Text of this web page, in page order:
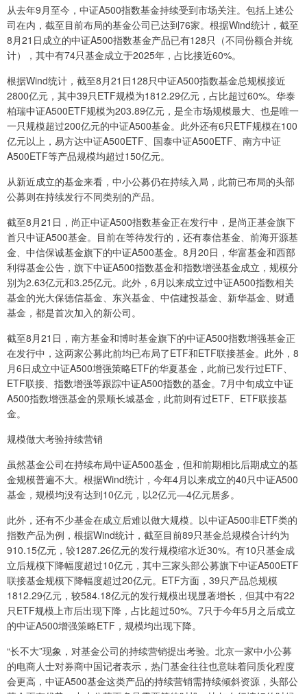
从去年9月至今，中证A500指数基金持续受到市场关注。包括上述公
司在内，截至目前布局的基金公司已达到76家。根据Wind统计，截至
8月21日成立的中证A500指数基金产品已有128只（不同份额合并统
计），其中有74只基金成立于2025年，占比接近60%。
根据Wind统计，截至8月21日128只中证A500指数基金总规模接近
2800亿元，其中39只ETF规模为1812.29亿元，占比超过60%。华泰
柏瑞中证A500ETF规模为203.89亿元，是全市场规模最大、也是唯一
一只规模超过200亿元的中证A500基金。此外还有6只ETF规模在100
亿元以上，易方达中证A500ETF、国泰中证A500ETF、南方中证
A500ETF等产品规模均超过150亿元。
从新近成立的基金来看，中小公募仍在持续入局，此前已布局的头部
公募则在持续发行不同类别的产品。
截至8月21日，尚正中证A500指数基金正在发行中，是尚正基金旗下
首只中证A500基金。目前在等待发行的，还有泰信基金、前海开源基
金、中信保诚基金旗下的中证A500基金。8月20日，华富基金和西部
利得基金公告，旗下中证A500指数基金和指数增强基金成立，规模分
别为2.63亿元和3.25亿元。此外，6月以来成立过中证A500指数相关
基金的光大保德信基金、东兴基金、中信建投基金、新华基金、财通
基金，都是首次加入的新公司。
截至8月21日，南方基金和博时基金旗下的中证A500指数增强基金正
在发行中，这两家公募此前均已布局了ETF和ETF联接基金。此外，8
月6日成立中证A500增强策略ETF的华夏基金，此前已发行过ETF、
ETF联接、指数增强等跟踪中证A500指数的基金。7月中旬成立中证
A500指数增强基金的景顺长城基金，此前则有过ETF、ETF联接基
金。
规模做大考验持续营销
虽然基金公司在持续布局中证A500基金，但和前期相比后期成立的基
金规模普遍不大。根据Wind统计，今年4月以来成立的40只中证A500
基金，规模均没有达到10亿元，以2亿元—4亿元居多。
此外，还有不少基金在成立后难以做大规模。以中证A500非ETF类的
指数产品为例，根据Wind统计，截至目前89只基金总规模合计约为
910.15亿元，较1287.26亿元的发行规模缩水近30%。有10只基金成
立后规模下降幅度超过10亿元，其中三家头部公募旗下中证A500ETF
联接基金规模下降幅度超过20亿元。ETF方面，39只产品总规模
1812.29亿元，较584.18亿元的发行规模出现显著增长，但其中有22
只ETF规模上市后出现下降，占比超过50%。7只于今年5月之后成立
的中证A500增强策略ETF，规模均出现下降。
“长不大”现象，对基金公司的持续营销提出考验。北京一家中小公募
的电商人士对券商中国记者表示，热门基金往往也意味着同质化程度
会更高，中证A500基金这类产品的持续营销需持续倾斜资源，头部公